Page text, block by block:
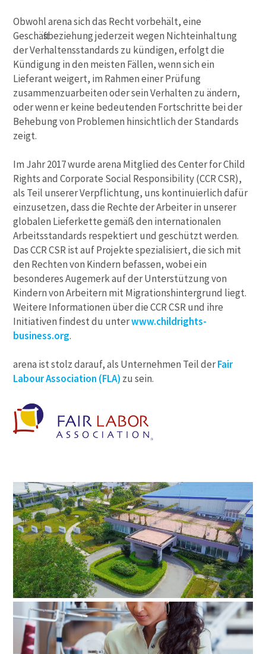
Obwohl arena sich das Recht vorbehält, eine
Geschäftsbeziehung jederzeit wegen Nichteinhaltung
der Verhaltensstandards zu kündigen, erfolgt die
Kündigung in den meisten Fällen, wenn sich ein
Lieferant weigert, im Rahmen einer Prüfung
zusammenzuarbeiten oder sein Verhalten zu ändern,
oder wenn er keine bedeutenden Fortschritte bei der
Behebung von Problemen hinsichtlich der Standards
zeigt.
Im Jahr 2017 wurde arena Mitglied des Center for Child
Rights and Corporate Social Responsibility (CCR CSR),
als Teil unserer Verpflichtung, uns kontinuierlich dafür
einzusetzen, dass die Rechte der Arbeiter in unserer
globalen Lieferkette gemäß den internationalen
Arbeitsstandards respektiert und geschützt werden.
Das CCR CSR ist auf Projekte spezialisiert, die sich mit
den Rechten von Kindern befassen, wobei ein
besonderes Augemerk auf der Unterstützung von
Kindern von Arbeitern mit Migrationshintergrund liegt.
Weitere Informationen über die CCR CSR und ihre
Initiativen findest du unterwww.childrights-
business.org.
arena ist stolz darauf, als Unternehmen Teil derFair
Labour Association (FLA) zu sein.